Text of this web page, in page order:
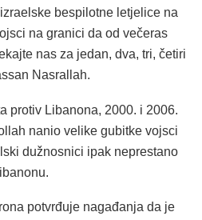
bespilotne letjelice na
na granici da od večeras
nas za jedan, dva, tri, četiri
Nasrallah.
protiv Libanona, 2000. i 2006.
nanio velike gubitke vojsci
dužnosnici ipak neprestano
potvrđuje nagađanja da je